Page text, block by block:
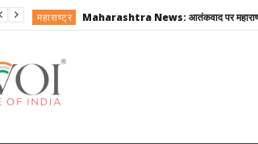
महाराष्ट्र
राष्ट्रीय
राष्ट्रीय